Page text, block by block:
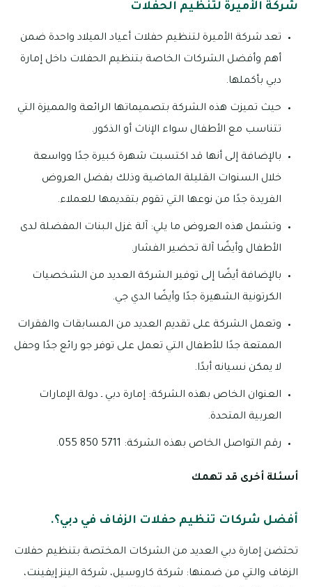
شركة الأميرة لتنظيم الحفلات
تعد شركة الأميرة لتنظيم حفلات أعياد الميلاد واحدة ضمن
أهم وأفضل الشركات الخاصة بتنظيم الحفلات داخل إمارة
دبي بأكملها.
حيث تميزت هذه الشركة بتصميماتها الرائعة والمميزة التي
تتناسب مع الأطفال سواء الإناث أو الذكور.
بالإضافة إلى أنها قد اكتسبت شهرة كبيرة جدًا وواسعة
خلال السنوات القليلة الماضية وذلك بفضل العروض
الفريدة جدًا من نوعها التي تقوم بتقديمها للعملاء.
وتشمل هذه العروض ما يلي: آلة غزل البنات المفضلة لدى
الأطفال وأيضًا آلة تحضير الفشار.
بالإضافة أيضًا إلى توفير الشركة العديد من الشخصيات
الكرتونية الشهيرة جدًا وأيضًا الدي جي.
وتعمل الشركة على تقديم العديد من المسابقات والفقرات
الممتعة جدًا للأطفال التي تعمل على توفر جو رائع جدًا وحفل
لا يمكن نسيانه أبدًا.
العنوان الخاص بهذه الشركة: إمارة دبي ـ دولة الإمارات
العربية المتحدة.
رقم التواصل الخاص بهذه الشركة: 5711 850 055.
أسئلة أخرى قد تهمك
أفضل شركات تنظيم حفلات الزفاف في دبي؟.
تحتضن إمارة دبي العديد من الشركات المختصة بتنظيم حفلات
الزفاف والتي من ضمنها: شركة كاروسيل، شركة الينز إيفينت،